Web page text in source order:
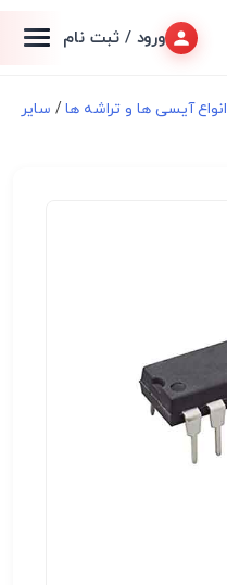
ورود / ثبت نام
انواع آیسی ها و تراشه ها/ سایر